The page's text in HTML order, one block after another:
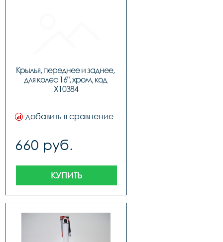
Крылья, переднее и заднее,
для колес 16", хром, код
Х10384
добавить в сравнение
660 руб.
КУПИТЬ